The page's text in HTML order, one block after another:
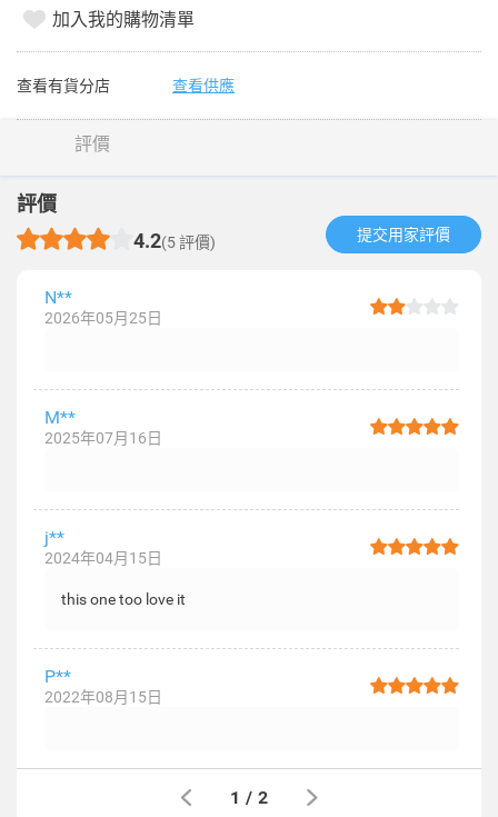
加入我的購物清單
查看有貨分店 查看供應
評價
評價
4.2(5 評價) 提交用家評價​
N**
2026年05月25日
M**
2025年07月16日
j**
2024年04月15日
this one too love it
P**
2022年08月15日
1 / 2